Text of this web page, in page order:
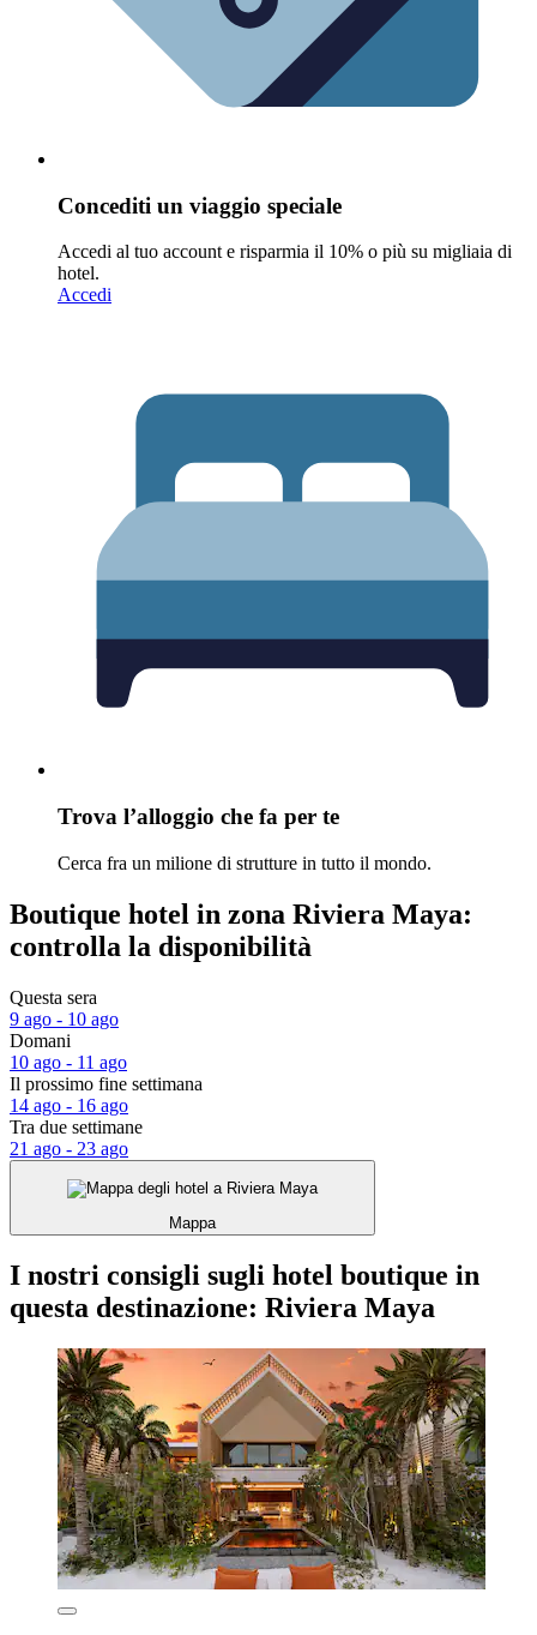
Concediti un viaggio speciale
Accedi al tuo account e risparmia il 10% o più su migliaia di
hotel.
Accedi
Trova l’alloggio che fa per te
Cerca fra un milione di strutture in tutto il mondo.
Boutique hotel in zona Riviera Maya:
controlla la disponibilità
Questa sera
9 ago - 10 ago
Domani
10 ago - 11 ago
Il prossimo fine settimana
14 ago - 16 ago
Tra due settimane
21 ago - 23 ago
Mappa
I nostri consigli sugli hotel boutique in
questa destinazione: Riviera Maya